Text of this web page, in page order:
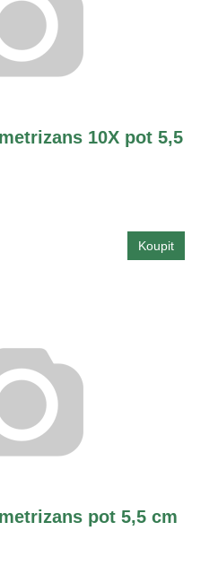
10X pot 5,5
pot 5,5 cm